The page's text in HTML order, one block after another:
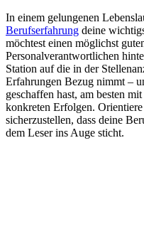
In einem gelungenen
Berufserfahrung deine
möchtest einen möglichst
Personalverantwortlichen
Station auf die in der
Erfahrungen Bezug nimmt –
geschaffen hast, am besten
konkreten Erfolgen.
sicherzustellen, dass deine
dem Leser ins Auge sticht.